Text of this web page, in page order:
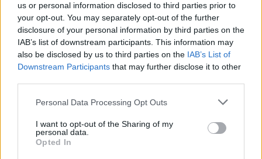
us or personal information disclosed to third parties prior to
your opt-out. You may separately opt-out of the further
disclosure of your personal information by third parties on the
IAB’s list of downstream participants. This information may
also be disclosed by us to third parties on the IAB’s List of
Downstream Participants that may further disclose it to other
Personal Data Processing Opt Outs
I want to opt-out of the Sharing of my
personal data.
Opted In
харесва това.
червената_шапчица
Старши болярин
terazinni, благодаря, че преглътна като нас
се включи в отборната игра, неприсъща за
българите, дописвайки буквата "I"!